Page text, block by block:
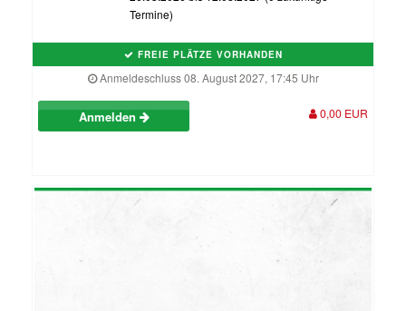
Termine)
FREIE PLÄTZE VORHANDEN
Anmeldeschluss 08. August 2027, 17:45 Uhr
Anmelden 0,00 EUR